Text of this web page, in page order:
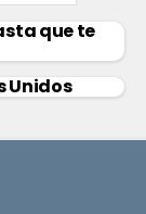
que te
Unidos